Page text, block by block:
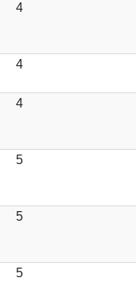
4
4
4
5
5
5